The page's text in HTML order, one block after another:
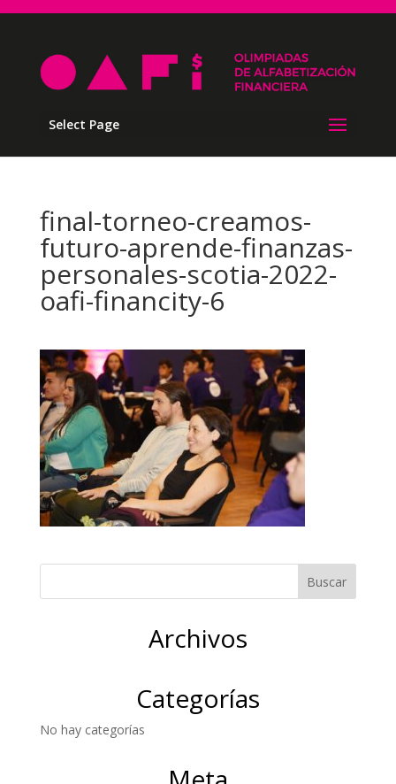
Select Page
final-torneo-creamos-
futuro-aprende-finanzas-
personales-scotia-2022-
oafi-financity-6
Archivos
Categorías
No hay categorías